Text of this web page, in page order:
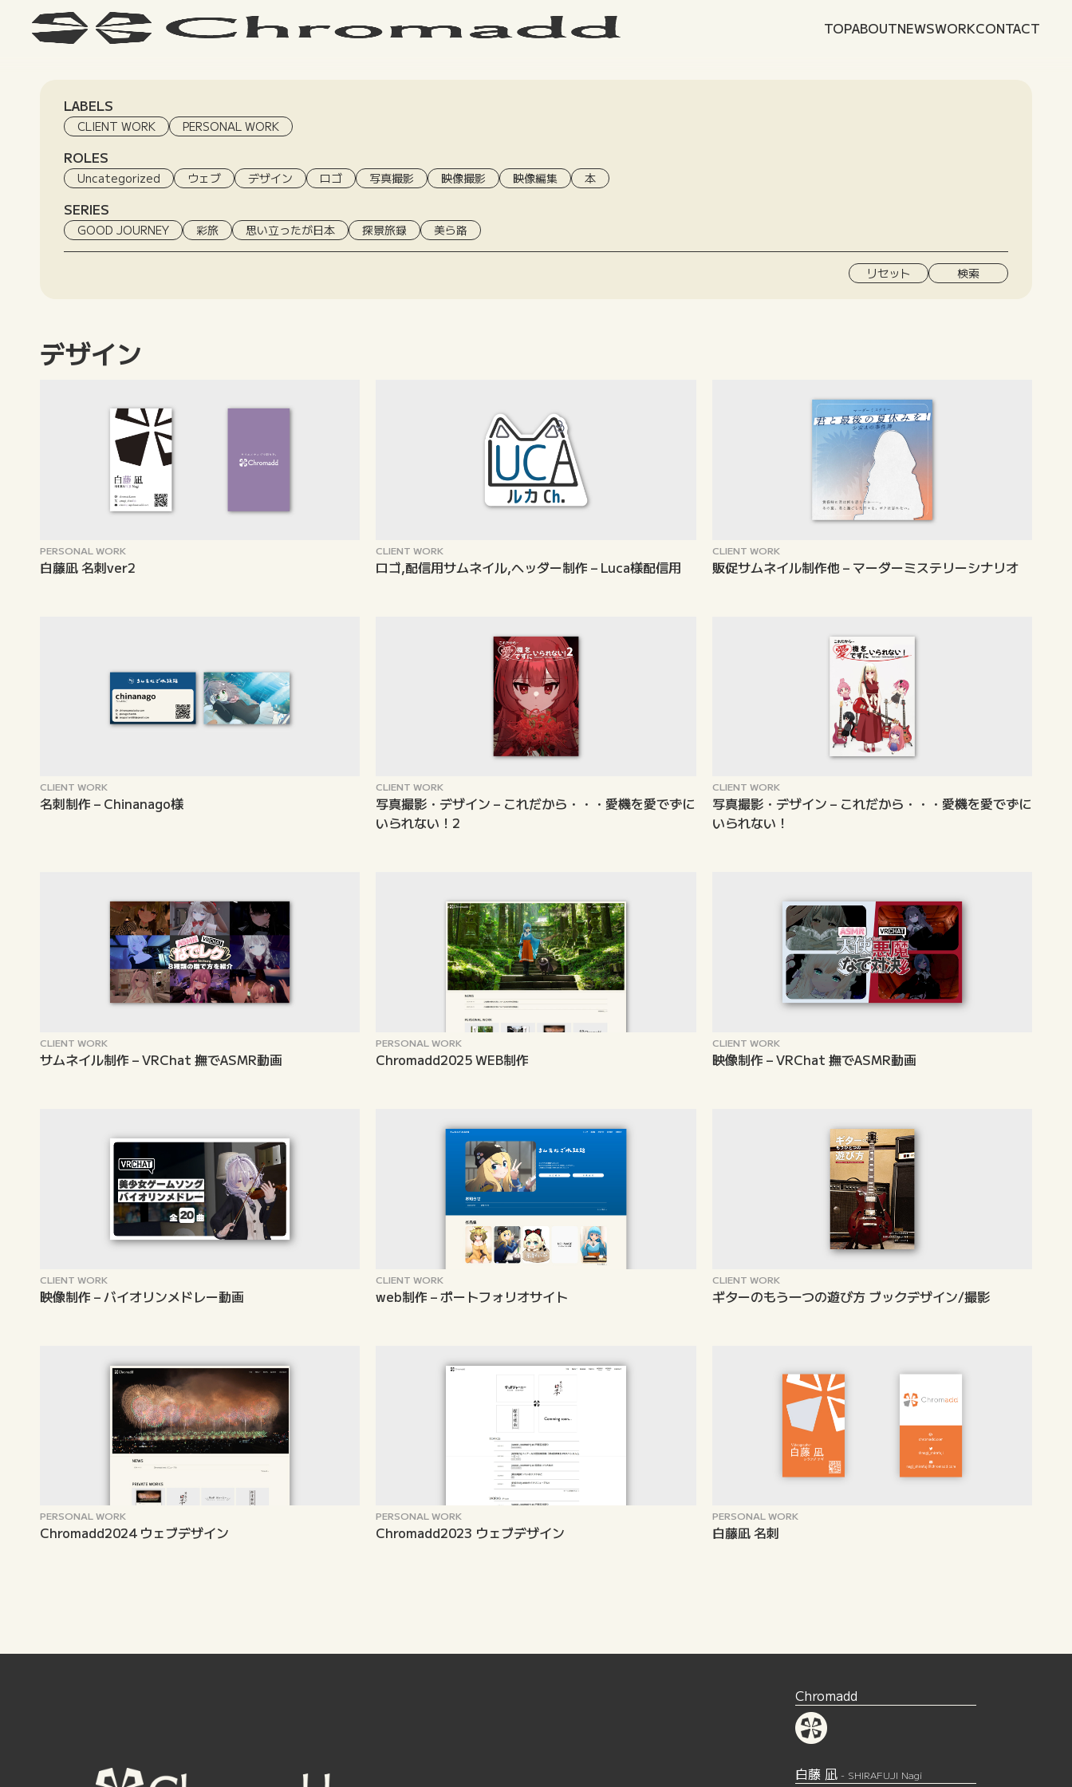
TOPABOUTNEWSWORKCONTACT
LABELS
CLIENT WORK PERSONAL WORK
ROLES
Uncategorized ウェブ デザイン ロゴ 写真撮影 映像撮影 映像編集 本
SERIES
GOOD JOURNEY 彩旅 思い立ったが日本 探景旅録 美ら路
リセット 検索
デザイン
PERSONAL WORK
白藤凪 名刺ver2
CLIENT WORK
ロゴ,配信用サムネイル,ヘッダー制作 – Luca様配信用
CLIENT WORK
販促サムネイル制作他 – マーダーミステリーシナリオ
CLIENT WORK
名刺制作 – Chinanago様
CLIENT WORK
写真撮影・デザイン – これだから・・・愛機を愛でずに
いられない！2
CLIENT WORK
写真撮影・デザイン – これだから・・・愛機を愛でずに
いられない！
CLIENT WORK
サムネイル制作 – VRChat 撫でASMR動画
PERSONAL WORK
Chromadd2025 WEB制作
CLIENT WORK
映像制作 – VRChat 撫でASMR動画
CLIENT WORK
映像制作 – バイオリンメドレー動画
CLIENT WORK
web制作 – ポートフォリオサイト
CLIENT WORK
ギターのもう一つの遊び方 ブックデザイン/撮影
PERSONAL WORK
Chromadd2024 ウェブデザイン
PERSONAL WORK
Chromadd2023 ウェブデザイン
PERSONAL WORK
白藤凪 名刺
Chromadd
白藤 凪 - SHIRAFUJI Nagi